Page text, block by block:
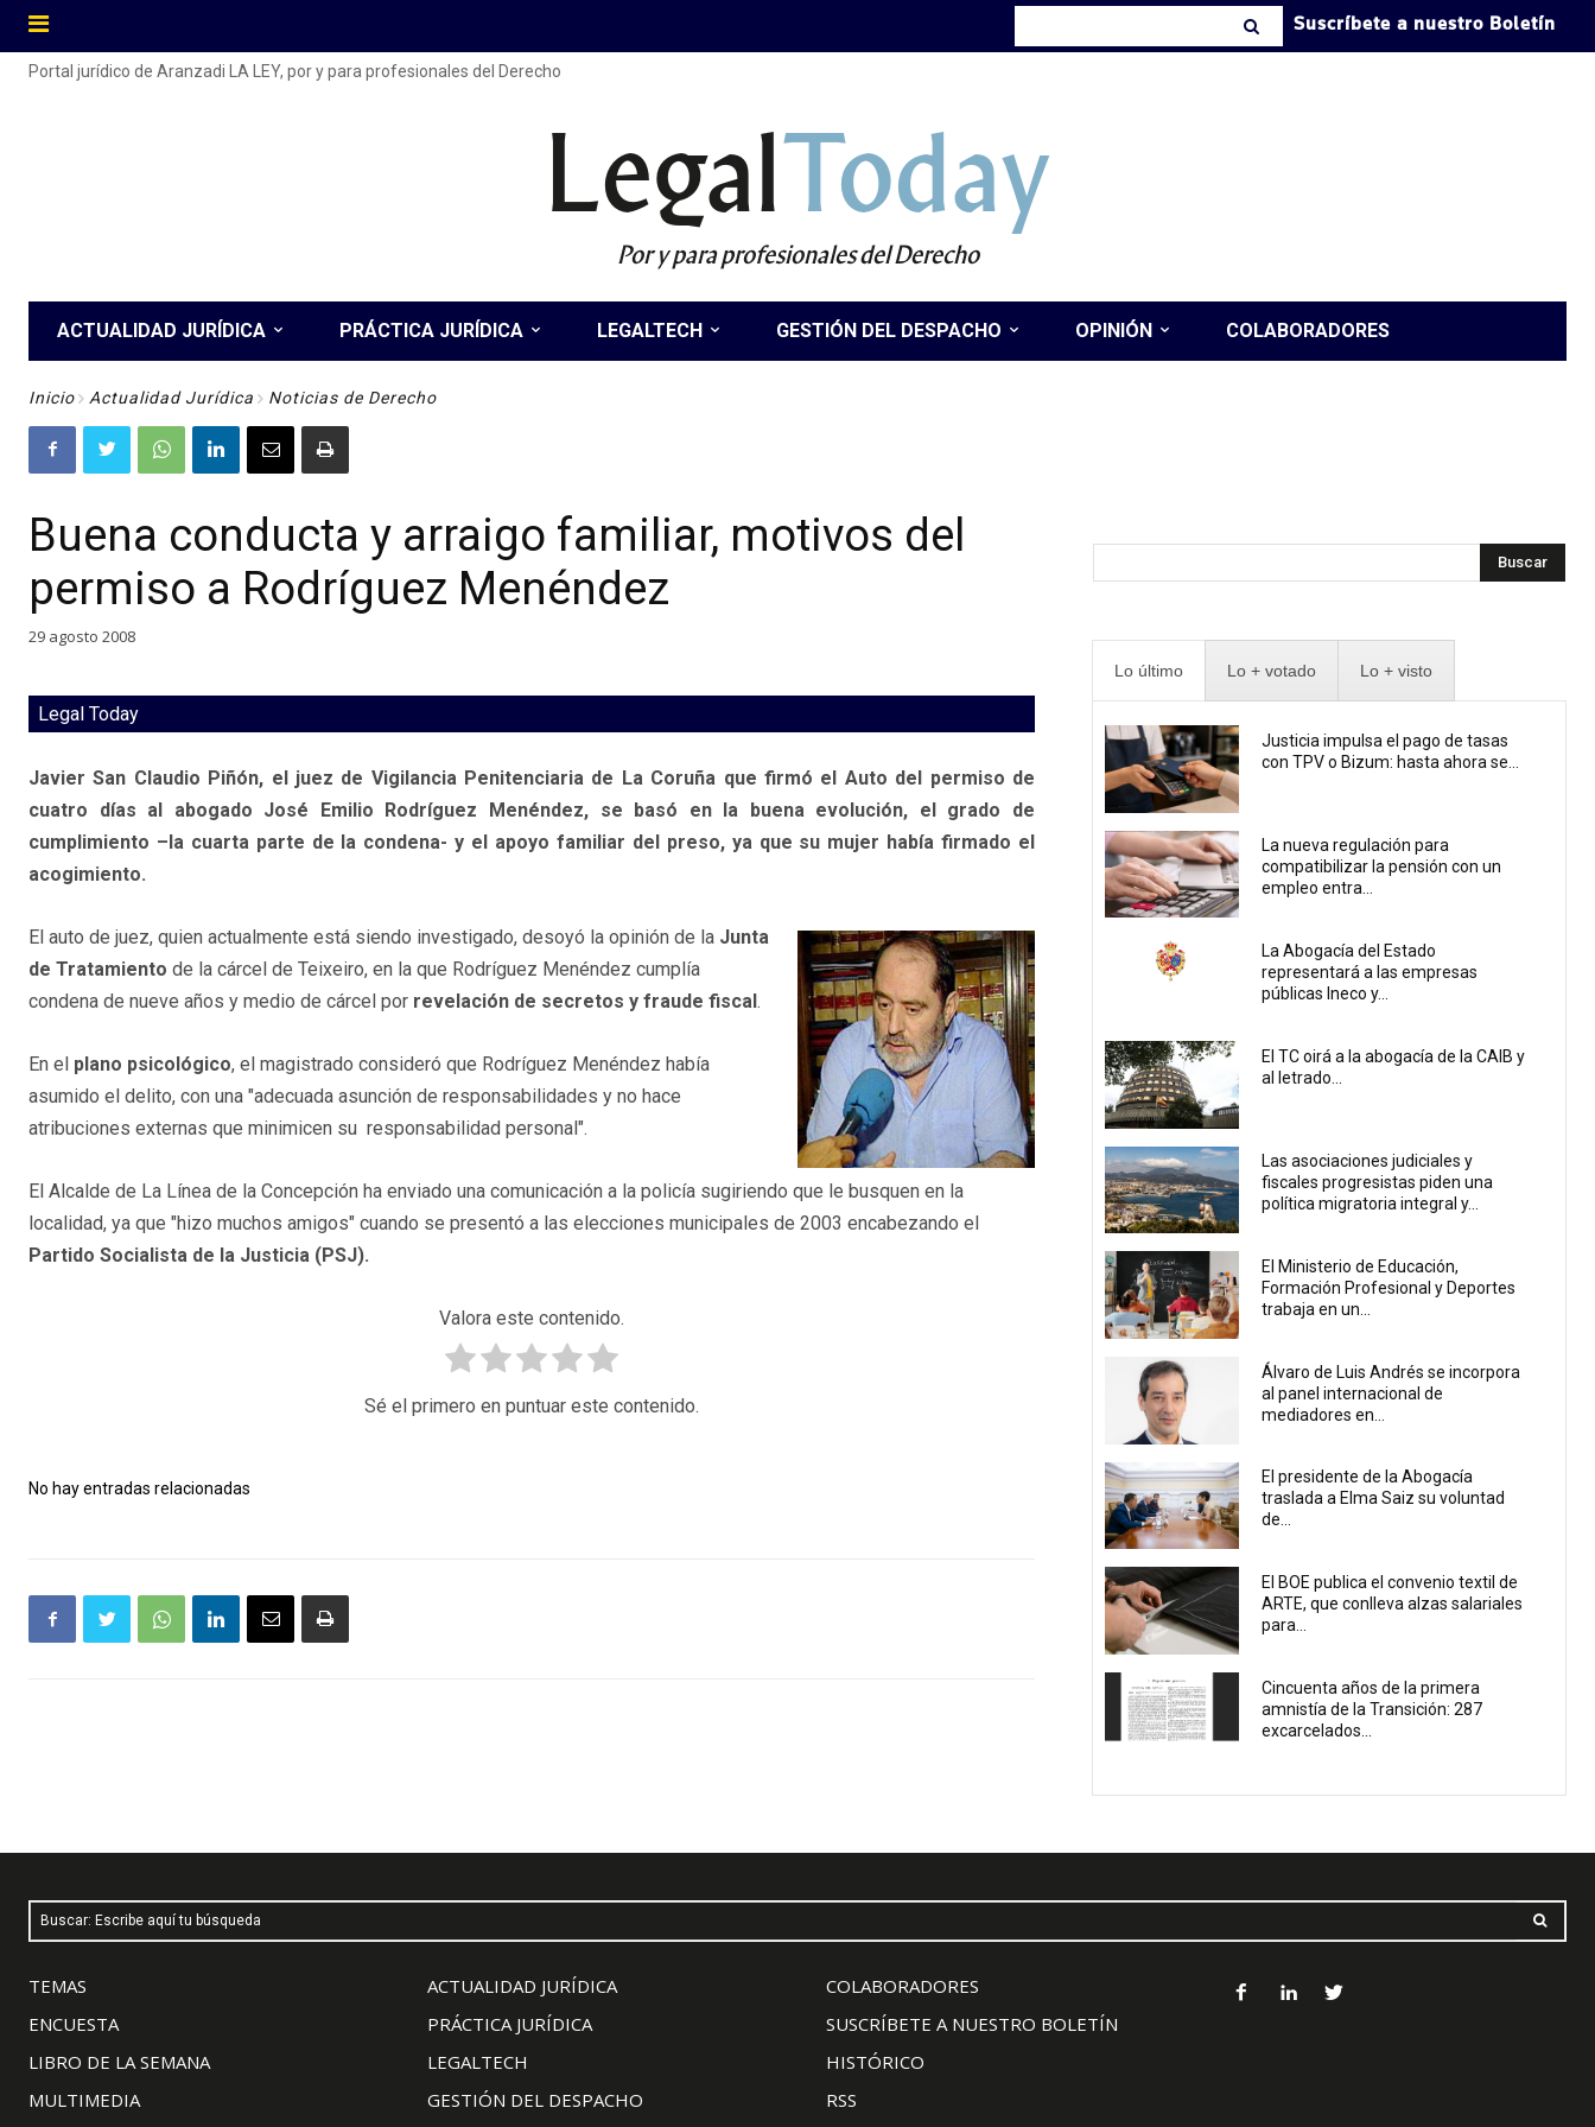
Suscríbete a nuestro Boletín
Portal jurídico de Aranzadi LA LEY, por y para profesionales del Derecho
LegalToday
Por y para profesionales del Derecho
ACTUALIDAD JURÍDICA PRÁCTICA JURÍDICA LEGALTECH GESTIÓN DEL DESPACHO OPINIÓN COLABORADORES
Inicio Actualidad Jurídica Noticias de Derecho
Buena conducta y arraigo familiar, motivos del
permiso a Rodríguez Menéndez
29 agosto 2008
Legal Today
Javier San Claudio Piñón, el juez de Vigilancia Penitenciaria de La Coruña que firmó el Auto del permiso de
cuatro días al abogado José Emilio Rodríguez Menéndez, se basó en la buena evolución, el grado de
cumplimiento –la cuarta parte de la condena- y el apoyo familiar del preso, ya que su mujer había firmado el
acogimiento.
El auto de juez, quien actualmente está siendo investigado, desoyó la opinión de la Junta
de Tratamiento de la cárcel de Teixeiro, en la que Rodríguez Menéndez cumplía
condena de nueve años y medio de cárcel por revelación de secretos y fraude fiscal .
En el plano psicológico, el magistrado consideró que Rodríguez Menéndez había
asumido el delito, con una "adecuada asunción de responsabilidades y no hace
atribuciones externas que minimicen su responsabilidad personal".
El Alcalde de La Línea de la Concepción ha enviado una comunicación a la policía sugiriendo que le busquen en la
localidad, ya que "hizo muchos amigos" cuando se presentó a las elecciones municipales de 2003 encabezando el
Partido Socialista de la Justicia (PSJ).
Valora este contenido.
Sé el primero en puntuar este contenido.
No hay entradas relacionadas
Buscar
Lo último Lo + votado Lo + visto
Justicia impulsa el pago de tasas
con TPV o Bizum: hasta ahora se...
La nueva regulación para
compatibilizar la pensión con un
empleo entra...
La Abogacía del Estado
representará a las empresas
públicas Ineco y...
El TC oirá a la abogacía de la CAIB y
al letrado...
Las asociaciones judiciales y
fiscales progresistas piden una
política migratoria integral y...
El Ministerio de Educación,
Formación Profesional y Deportes
trabaja en un...
Álvaro de Luis Andrés se incorpora
al panel internacional de
mediadores en...
El presidente de la Abogacía
traslada a Elma Saiz su voluntad
de...
El BOE publica el convenio textil de
ARTE, que conlleva alzas salariales
para...
Cincuenta años de la primera
amnistía de la Transición: 287
excarcelados...
Buscar: Escribe aquí tu búsqueda
TEMAS
ENCUESTA
LIBRO DE LA SEMANA
MULTIMEDIA
ACTUALIDAD JURÍDICA
PRÁCTICA JURÍDICA
LEGALTECH
GESTIÓN DEL DESPACHO
COLABORADORES
SUSCRÍBETE A NUESTRO BOLETÍN
HISTÓRICO
RSS